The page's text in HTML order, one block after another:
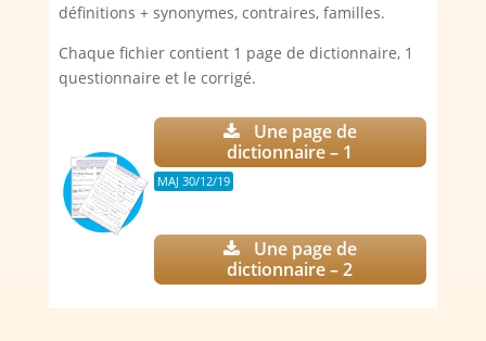
définitions + synonymes, contraires, familles.
Chaque fichier contient 1 page de dictionnaire, 1
questionnaire et le corrigé.
Une page de
dictionnaire – 1
MAJ 30/12/19
Une page de
dictionnaire – 2